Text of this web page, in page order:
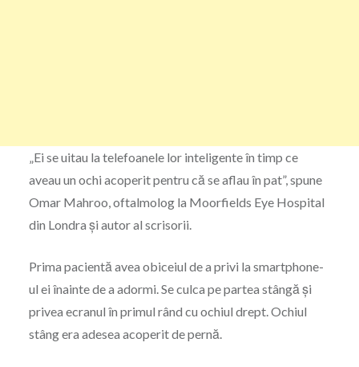
„Ei se uitau la telefoanele lor inteligente în timp ce
aveau un ochi acoperit pentru că se aflau în pat”, spune
Omar Mahroo, oftalmolog la Moorfields Eye Hospital
din Londra și autor al scrisorii.
Prima pacientă avea obiceiul de a privi la smartphone-
ul ei înainte de a adormi. Se culca pe partea stângă și
privea ecranul în primul rând cu ochiul drept. Ochiul
stâng era adesea acoperit de pernă.